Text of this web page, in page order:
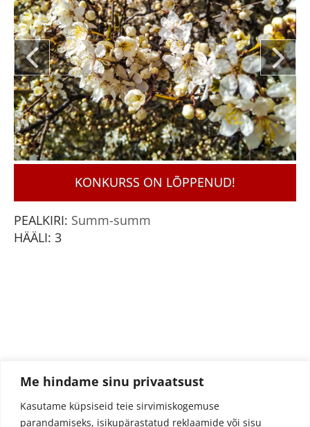
Me hindame sinu privaatsust
Kasutame küpsiseid teie sirvimiskogemuse
parandamiseks, isikupärastatud reklaamide või sisu
KONKURSS ON LÕPPENUD!
PEALKIRI: Summ-summ
HÄÄLI: 3